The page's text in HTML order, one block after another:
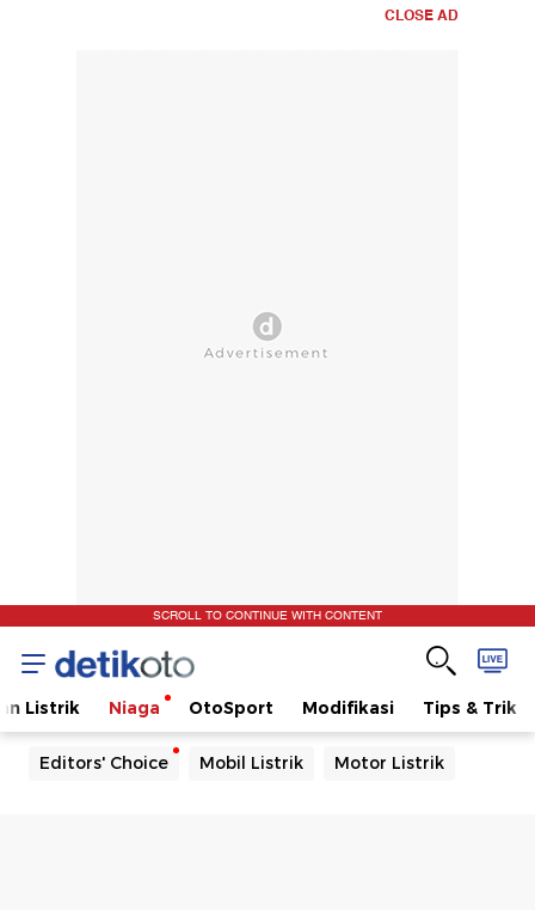
CLOSE AD
SCROLL TO CONTINUE WITH CONTENT
Listrik Niaga OtoSport Modifikasi Tips & Trik
Editors' Choice Mobil Listrik Motor Listrik